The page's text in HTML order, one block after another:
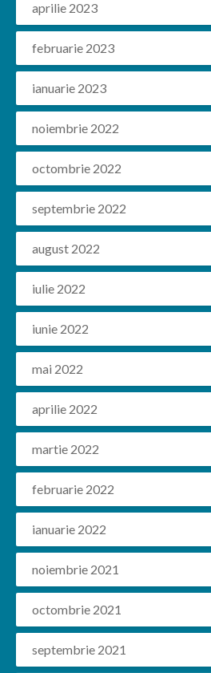
aprilie 2023
februarie 2023
ianuarie 2023
noiembrie 2022
octombrie 2022
septembrie 2022
august 2022
iulie 2022
iunie 2022
mai 2022
aprilie 2022
martie 2022
februarie 2022
ianuarie 2022
noiembrie 2021
octombrie 2021
septembrie 2021